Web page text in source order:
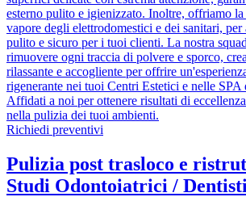
esterno pulito e igienizzato. Inoltre, offriamo la
vapore degli elettrodomestici e dei sanitari, per
pulito e sicuro per i tuoi clienti. La nostra
rimuovere ogni traccia di polvere e sporco,
rilassante e accogliente per offrire
rigenerante nei tuoi Centri Estetici e nelle
Affidati a noi per ottenere risultati di
nella pulizia dei tuoi ambienti.
Richiedi preventivi
Pulizia post trasloco e
Studi Odontoiatrici /